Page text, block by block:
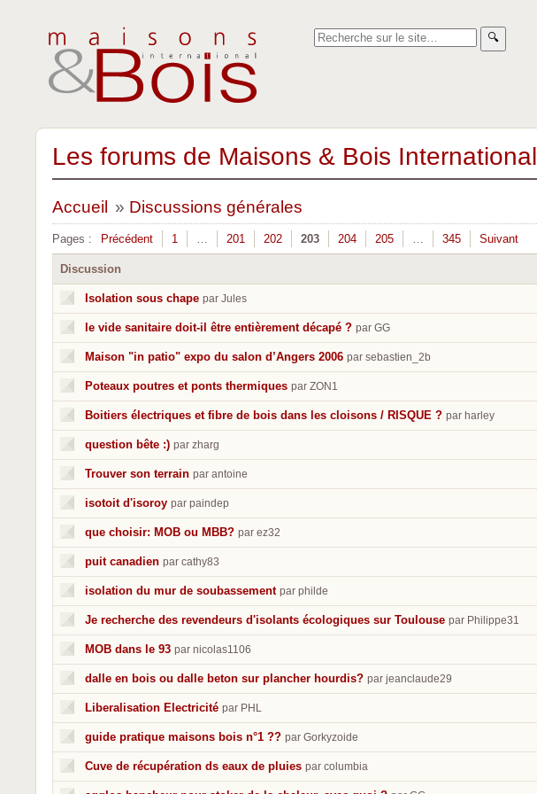
🔍︎
Les forums de Maisons & Bois International
Accueil » Discussions générales
Pages : Précédent 1 … 201 202 203 204 205 … 345 Suivant
Discussion
Isolation sous chape par Jules
le vide sanitaire doit-il être entièrement décapé ? par GG
Maison "in patio" expo du salon d’Angers 2006 par sebastien_2b
Poteaux poutres et ponts thermiques par ZON1
Boitiers électriques et fibre de bois dans les cloisons / RISQUE ? par harley
question bête :) par zharg
Trouver son terrain par antoine
isotoit d'isoroy par paindep
que choisir: MOB ou MBB? par ez32
puit canadien par cathy83
isolation du mur de soubassement par philde
Je recherche des revendeurs d'isolants écologiques sur Toulouse par Philippe31
MOB dans le 93 par nicolas1106
dalle en bois ou dalle beton sur plancher hourdis? par jeanclaude29
Liberalisation Electricité par PHL
guide pratique maisons bois n°1 ?? par Gorkyzoide
Cuve de récupération ds eaux de pluies par columbia